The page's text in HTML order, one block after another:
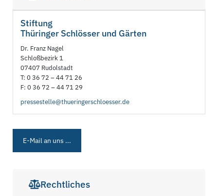
Stiftung
Thüringer Schlösser und Gärten
Dr. Franz Nagel
Schloßbezirk 1
07407 Rudolstadt
T: 0 36 72 – 44 71 26
F: 0 36 72 – 44 71 29
pressestelle@thueringerschloesser.de
E-Mail an uns ...
Rechtliches